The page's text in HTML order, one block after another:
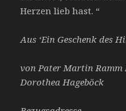
Herzen lieb hast. “
Aus ‘Ein Geschenk des
von Pater Martin Ramm
Dorothea Hageböck